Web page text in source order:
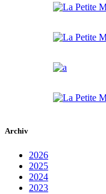
Archiv
2026
2025
2024
2023